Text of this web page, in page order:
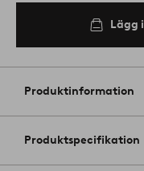
Lägg
Produktinformation
Produktspecifikation